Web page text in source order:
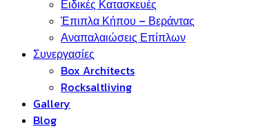
Ειδικές Κατασκευές
Έπιπλα Κήπου – Βεράντας
Αναπαλαιώσεις Επίπλων
Συνεργασίες
Box Architects
Rocksaltliving
Gallery
Blog